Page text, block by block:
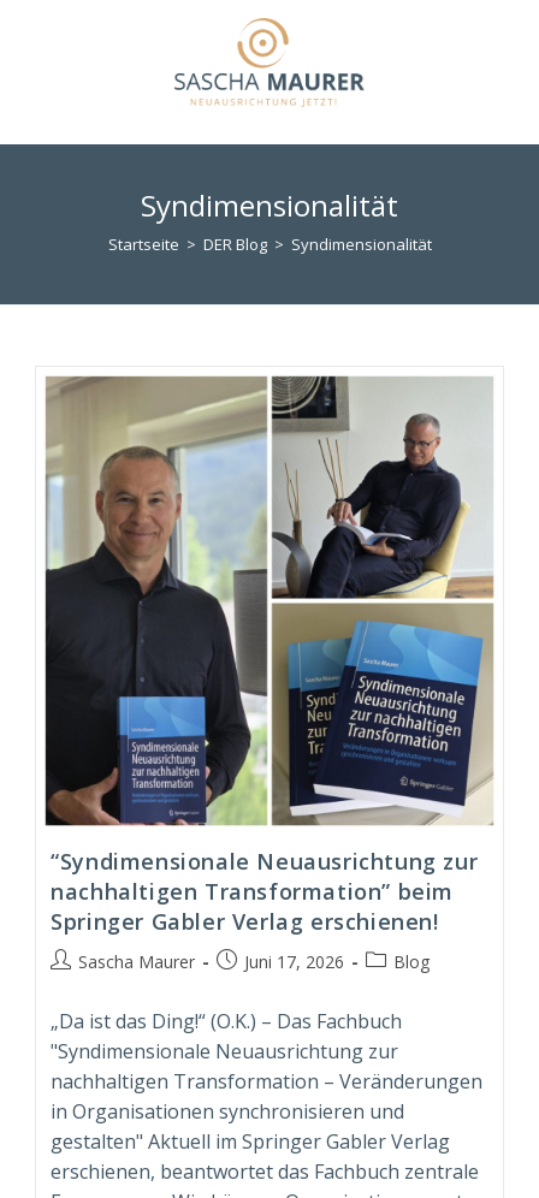
Syndimensionalität
Startseite > DER Blog > Syndimensionalität
“Syndimensionale Neuausrichtung zur
nachhaltigen Transformation” beim
Springer Gabler Verlag erschienen!
Beitrags-
Sascha Maurer
BeitragJuni 17, 2026
Beitrags-
Blog
„Da ist das Ding!“ (O.K.) – Das Fachbuch
"Syndimensionale Neuausrichtung zur
nachhaltigen Transformation – Veränderungen
in Organisationen synchronisieren und
gestalten" Aktuell im Springer Gabler Verlag
erschienen, beantwortet das Fachbuch zentrale